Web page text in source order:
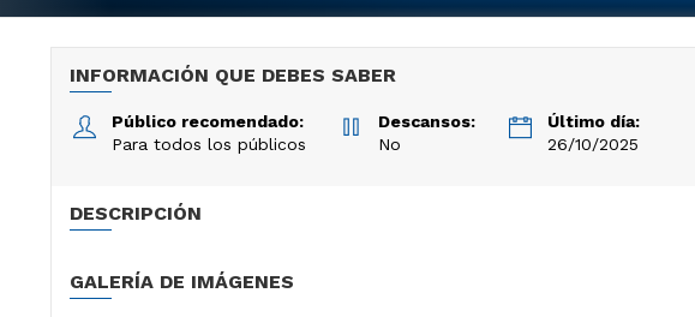
INFORMACIÓN QUE DEBES SABER
Público recomendado:
Para todos los públicos
Descansos:
No
Último día:
26/10/2025
DESCRIPCIÓN
GALERÍA DE IMÁGENES